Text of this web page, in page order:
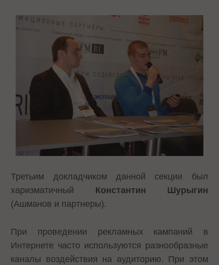
Третьим докладчиком данной секции был
харизматичный Константин Шурыгин
(Ашманов и партнеры).
При проведении рекламных кампаний в
Интернете часто используются разнообразные
каналы воздействия на аудиторию. При этом